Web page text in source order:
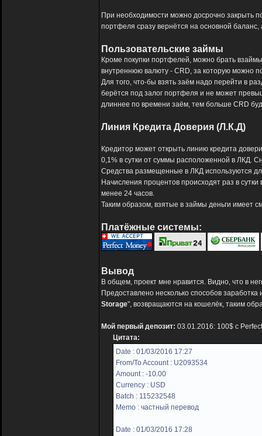
При необходимости можно досрочно закрыть
портфеля сразу вернётся на основной
Пользовательские займы
Кроме покупки портфелей, можно брать
внутреннюю валюту - CRD, за которую можно
Для того, что-бы взять заём надо перейти в
берётся под залог портфеля и не может
длиннее по времени заём, тем больше CRD
Линия Кредита Доверия (Л.К.Д)
Кредитор может открыть линию кредита
0,1% в сутки от суммы расположенной в ЛКД.
Средства размещенные в ЛКД используются
Начисления процентов происходят раз в
менее 24 часов.
Таким образом, взятые в займы деньги имеет
Платёжные системы:
Вывод
В общем, проект мне нравится. Видно, что в
Предоставлено несколько способов
Storage", возвращаются на кошелёк, таким
Мой первый депозит: 03.01.2016: 100$ с
Цитата:
Date : 01/03/2016 17:27
From/To Account : U2093534
Amount : -10.00
Currency : USD
Batch : 115232548
Memo : частный перевод
Date : 01/03/2016 17:28